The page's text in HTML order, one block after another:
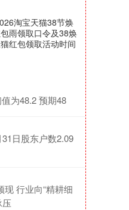
淘宝天猫38节焕
雨领取口令及38焕
红包领取活动时间
为48.2 预期48
日股东户数2.09
现 行业向“精耕细